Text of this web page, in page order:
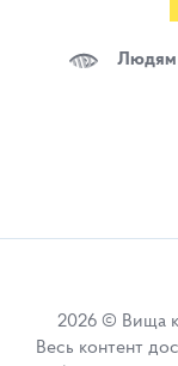
Людям
2026 © Вища
Весь контент